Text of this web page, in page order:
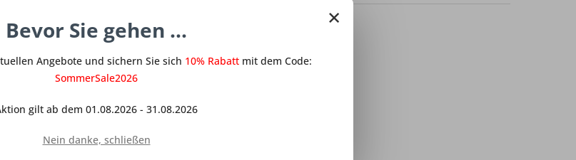
×
Bevor Sie gehen ...
Angebote und sichern Sie sich 10% Rabattmit dem Code:
SommerSale2026
gilt ab dem 01.08.2026 - 31.08.2026
Nein danke, schließen
Website benutzt Cookies, die für den
Betrieb der Website erforderlich
und stets gesetzt werden. Andere Cookies,
Komfort bei Benutzung dieser Website
der Direktwerbung dienen oder die
Zustimmung gesetzt.Mehr Informationen
Konfigurieren Alle akzeptieren